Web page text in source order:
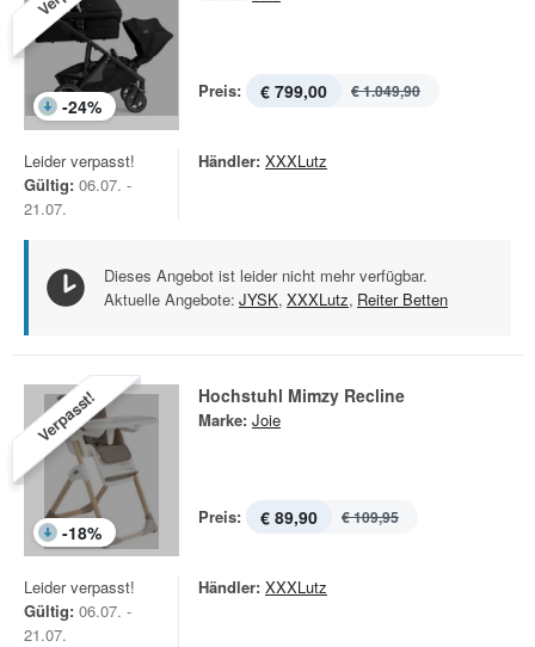
-24%
Preis: € 799,00 € 1.049,90
Leider verpasst!
Gültig: 06.07. -
21.07.
Händler: XXXLutz
Dieses Angebot ist leider nicht mehr verfügbar.
Aktuelle Angebote: JYSK, XXXLutz, Reiter Betten
Verpasst!
-18%
Hochstuhl Mimzy Recline
Marke: Joie
Preis: € 89,90 € 109,95
Leider verpasst!
Gültig: 06.07. -
21.07.
Händler: XXXLutz